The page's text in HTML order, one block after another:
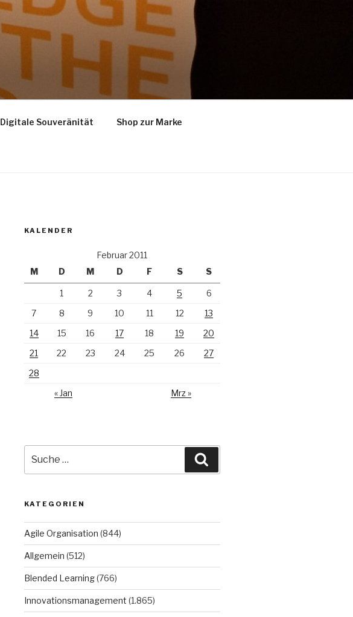
Digitale Souveränität Shop zur Marke
KALENDER
Februar 2011
M
D M D F S S
1 2 3 4 5
6
7
8 9 10 11 12
13
14
15 16 17 18 19
20
21
22 23 24 25 26
27
28
« Jan
Mrz »
nach:
KATEGORIEN
Agile Organisation (844)
Allgemein (512)
Blended Learning(766)
Innovationsmanagement (1.865)